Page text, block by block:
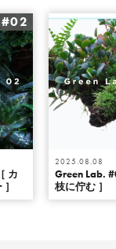
#02
カ
2025.08.08
Green Lab.
枝に佇む ］